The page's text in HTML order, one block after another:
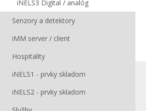
iNELS3 Digital / analóg
Senzory a detektory
iMM server / client
Hospitality
iNELS1 - prvky skladom
iNELS2 - prvky skladom